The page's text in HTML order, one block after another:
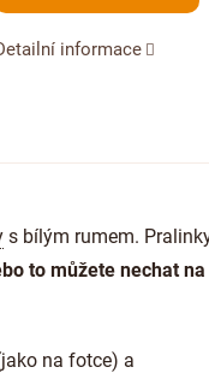
informace
s bílým rumem.
to můžete nechat na
na fotce) a